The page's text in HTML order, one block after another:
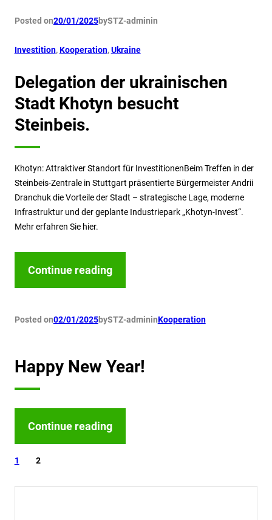
Posted on20/01/2025bySTZ-adminin
Investition, Kooperation, Ukraine
Delegation der ukrainischen
Stadt Khotyn besucht
Steinbeis.
Khotyn: Attraktiver Standort für InvestitionenBeim Treffen in der
Steinbeis-Zentrale in Stuttgart präsentierte Bürgermeister Andrii
Dranchuk die Vorteile der Stadt – strategische Lage, moderne
Infrastruktur und der geplante Industriepark „Khotyn-Invest“.
Mehr erfahren Sie hier.
Continue reading
Posted on02/01/2025bySTZ-admininKooperation
Happy New Year!
Continue reading
1 2